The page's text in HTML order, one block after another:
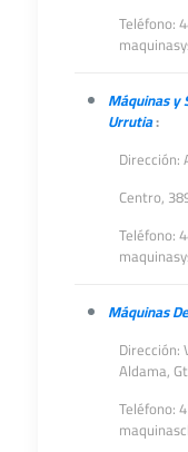
Teléfono:
Máquinas y
Urrutia:
Dirección:
Centro,
Teléfono:
Máquinas
Dirección:
Aldama,
Teléfono: